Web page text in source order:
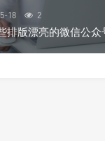
18 2
排版漂亮的微信公众